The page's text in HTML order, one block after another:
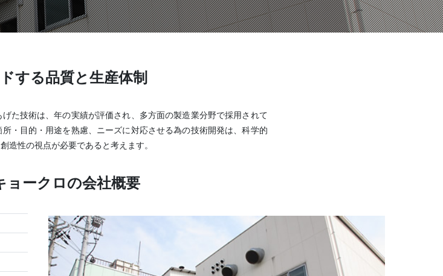
する品質と生産体制
た技術は、年の実績が評価され、多方面の製造業分野で採用されて
・目的・用途を熟慮、ニーズに対応させる為の技術開発は、科学的
造性の視点が必要であると考えます。
ョークロの会社概要